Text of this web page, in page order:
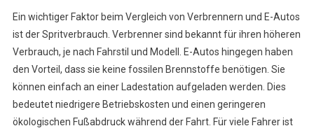
Ein wichtiger Faktor beim Vergleich von Verbrennern und E-Autos
ist der Spritverbrauch. Verbrenner sind bekannt für ihren höheren
Verbrauch, je nach Fahrstil und Modell. E-Autos hingegen haben
den Vorteil, dass sie keine fossilen Brennstoffe benötigen. Sie
können einfach an einer Ladestation aufgeladen werden. Dies
bedeutet niedrigere Betriebskosten und einen geringeren
ökologischen Fußabdruck während der Fahrt. Für viele Fahrer ist